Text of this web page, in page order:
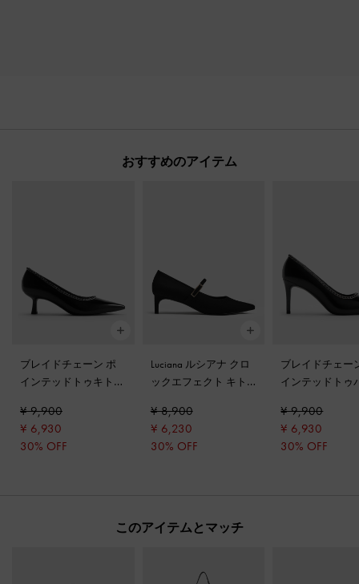
おすすめのアイテム
ブレイドチェーン ポ
インテッドトゥキトゥ
ックス
¥ 9,900
¥ 6,930
30% OFF
Luciana ルシアナ クロ
ックエフェクト キト
ェーンパンプス
ックテクスチャー
¥ 8,900
¥ 6,230
30% OFF
ブレイドチェー
インテッドトゥ
¥ 9,900
¥ 6,930
30% OFF
このアイテムとマッチ